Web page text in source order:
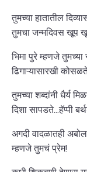
तुमच्या हातातील
तुमचा जन्मदिवस खूप
भिमा पुरे म्हणजे
ढिगाऱ्यासारखी
तुमच्या शब्दांनी धैर्य
दिशा सापडते...हॅप्पी
अगदी वादळातही
म्हणजे तुमचं प्रेम!